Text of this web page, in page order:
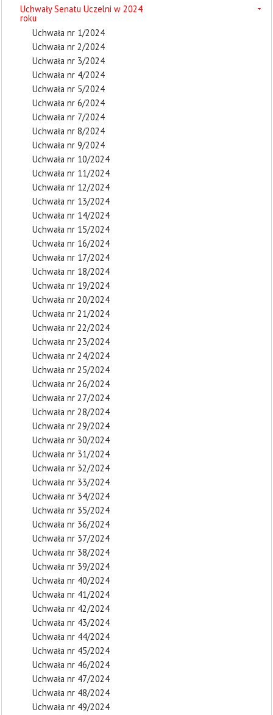
Uchwały Senatu Uczelni w 2024
roku
Uchwała nr 1/2024
Uchwała nr 2/2024
Uchwała nr 3/2024
Uchwała nr 4/2024
Uchwała nr 5/2024
Uchwała nr 6/2024
Uchwała nr 7/2024
Uchwała nr 8/2024
Uchwała nr 9/2024
Uchwała nr 10/2024
Uchwała nr 11/2024
Uchwała nr 12/2024
Uchwała nr 13/2024
Uchwała nr 14/2024
Uchwała nr 15/2024
Uchwała nr 16/2024
Uchwała nr 17/2024
Uchwała nr 18/2024
Uchwała nr 19/2024
Uchwała nr 20/2024
Uchwała nr 21/2024
Uchwała nr 22/2024
Uchwała nr 23/2024
Uchwała nr 24/2024
Uchwała nr 25/2024
Uchwała nr 26/2024
Uchwała nr 27/2024
Uchwała nr 28/2024
Uchwała nr 29/2024
Uchwała nr 30/2024
Uchwała nr 31/2024
Uchwała nr 32/2024
Uchwała nr 33/2024
Uchwała nr 34/2024
Uchwała nr 35/2024
Uchwała nr 36/2024
Uchwała nr 37/2024
Uchwała nr 38/2024
Uchwała nr 39/2024
Uchwała nr 40/2024
Uchwała nr 41/2024
Uchwała nr 42/2024
Uchwała nr 43/2024
Uchwała nr 44/2024
Uchwała nr 45/2024
Uchwała nr 46/2024
Uchwała nr 47/2024
Uchwała nr 48/2024
Uchwała nr 49/2024